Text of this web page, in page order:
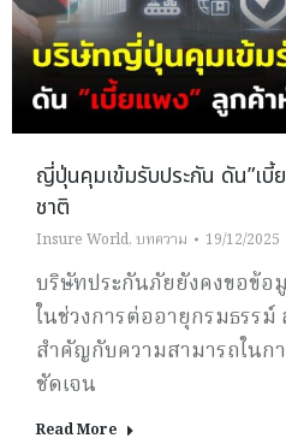
ญี่ปุ่นคุมเข้มรับประกัน ดัน”เ
ชาติ
Insure World, บทความ 19/12/2025
บริษัทประกันภัยยังคงขอข้อ
ในช่วงการต่ออายุกรมธรรม์
สำคัญกับความสามารถในก
ชัดเจน
Read More